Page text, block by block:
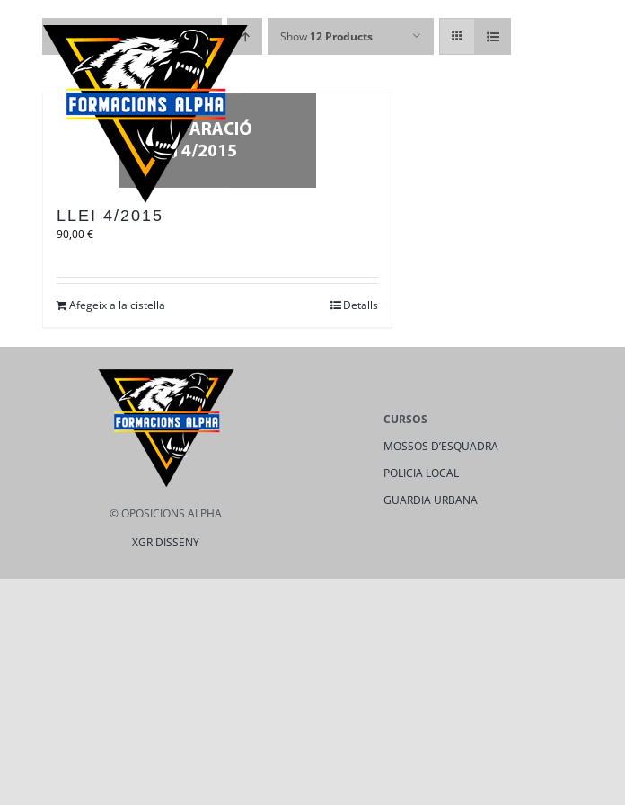
Sort byData Show 12 Products
LLEI 4/2015
90,00€
Afegeix a la cistella Detalls
© OPOSICIONS ALPHA
XGR DISSENY
CURSOS
MOSSOS D’ESQUADRA
POLICIA LOCAL
GUARDIA URBANA